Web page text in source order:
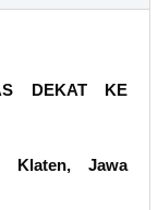
DEKAT KE
Klaten, Jawa